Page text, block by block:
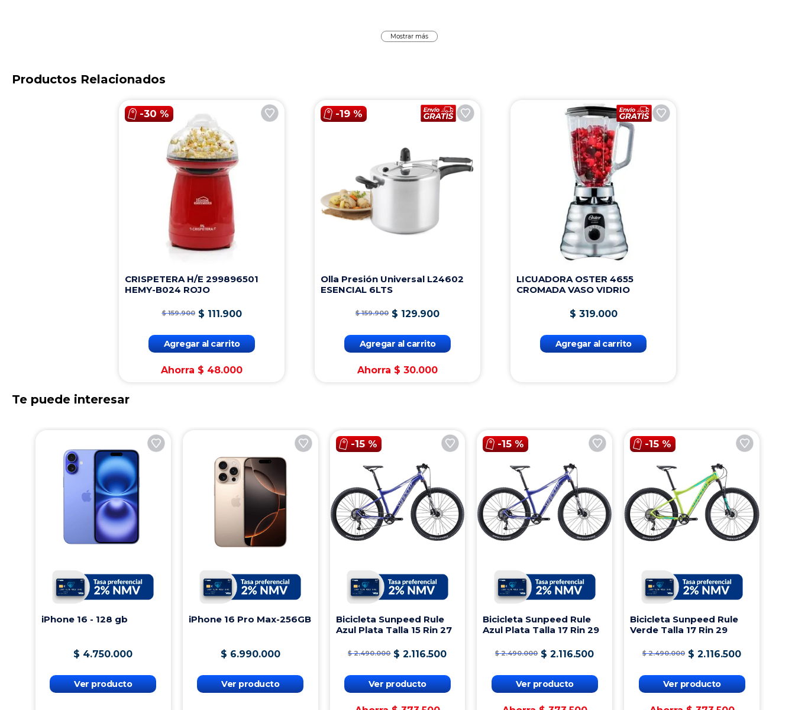
Características destacadas
Cuenta con tres sistemas de seguridad
Sistema de Apertura y Cierre: Interno
Material Interior: Aluminio
Piezas que incluye: 1
Medidas en diámetro (En Cm): 6000 Centímetros
Capacidad: 6 Litros
Mostrar más
Productos Relacionados
-30 %
CRISPETERA H/E 299896501
HEMY-B024 ROJO
$ 159.900 $ 111.900
Agregar al carrito
Ahorra $ 48.000
-19 %
Olla Presión Universal L24602
ESENCIAL 6LTS
$ 159.900 $ 129.900
Agregar al carrito
Ahorra $ 30.000
LICUADORA OSTER 4655
CROMADA VASO VIDRIO
$ 319.000
Agregar al carrito
Te puede interesar
iPhone 16 - 128 gb
$ 4.750.000
Ver producto
iPhone 16 Pro Max-256GB
$ 6.990.000
Ver producto
-15 %
Bicicleta Sunpeed Rule
Azul Plata Talla 15 Rin 27
$ 2.490.000 $ 2.116.500
Ver producto
-15 %
Bicicleta Sunpeed Rule
Azul Plata Talla 17 Rin 29
$ 2.490.000 $ 2.116.500
Ver producto
-15 %
Bicicleta Sunpeed Rule
Verde Talla 17 Rin 29
$ 2.490.000 $ 2.116.500
Ver producto